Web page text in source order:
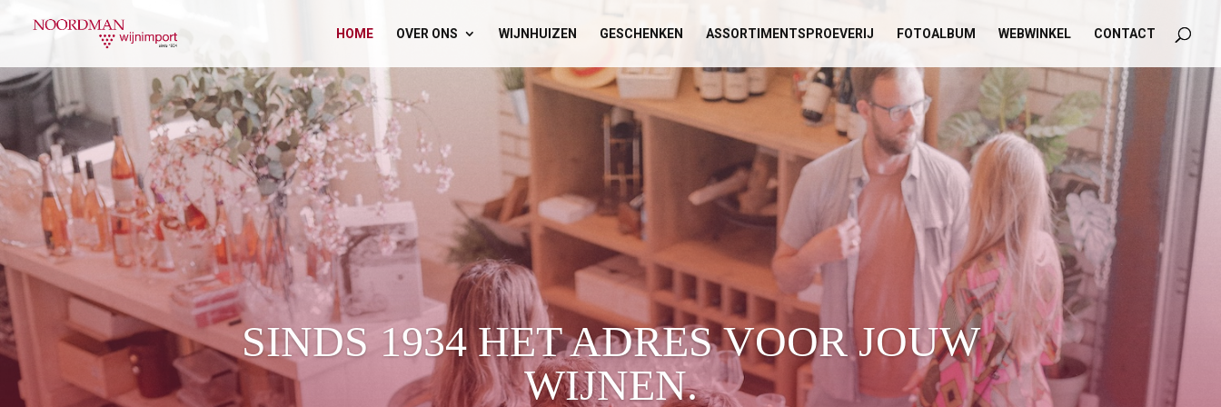
HOME OVER ONS WIJNHUIZEN GESCHENKEN ASSORTIMENTSPROEVERIJ FOTOALBUM WEBWINKEL CONTACT
SINDS 1934 HET ADRES VOOR JOUW
WIJNEN.